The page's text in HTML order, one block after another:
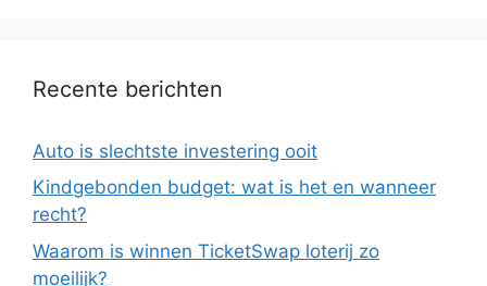
Recente berichten
Auto is slechtste investering ooit
Kindgebonden budget: wat is het en wanneer
recht?
Waarom is winnen TicketSwap loterij zo
moeilijk?